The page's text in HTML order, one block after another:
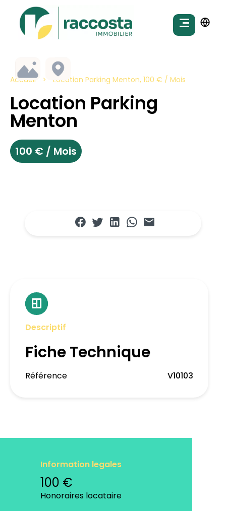
Accueil Location Parking Menton, 100 € / Mois
Location Parking
Menton
100 € / Mois
Descriptif
Fiche Technique
Référence V10103
Information legales
100 €
Honoraires locataire